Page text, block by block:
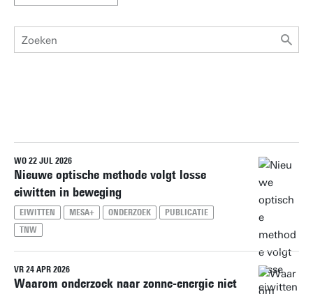
Herstel alle filters
WO 22 JUL 2026
Nieuwe optische methode volgt losse
eiwitten in beweging
EIWITTEN MESA+ ONDERZOEK
PUBLICATIE
TNW
VR 24 APR 2026
Waarom onderzoek naar zonne-energie niet